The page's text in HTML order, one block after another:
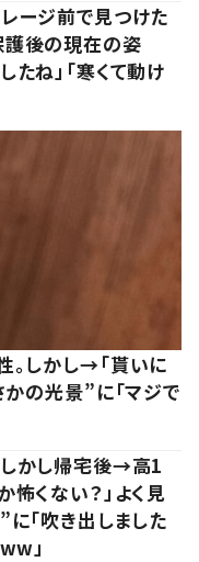
ージ前で見つけた
後の現在の姿
ね」「寒くて動け
しかし→「貰いに
かの光景”に「マジで
かし帰宅後→高1
怖くない？」よく見
「吹き出しました
」